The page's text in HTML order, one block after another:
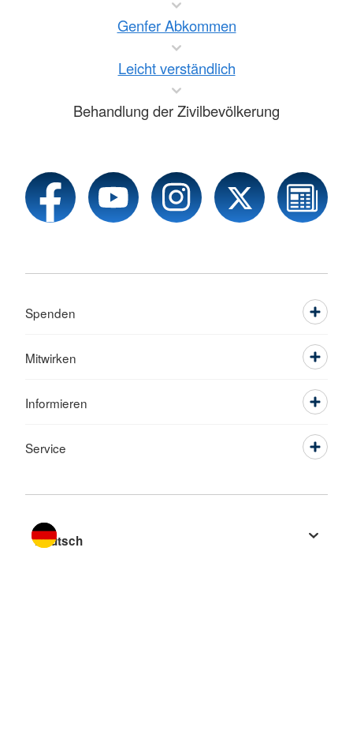
Genfer Abkommen
Leicht verständlich
Behandlung der Zivilbevölkerung
Spenden
Mitwirken
Informieren
Service
Sprache wechseln zu